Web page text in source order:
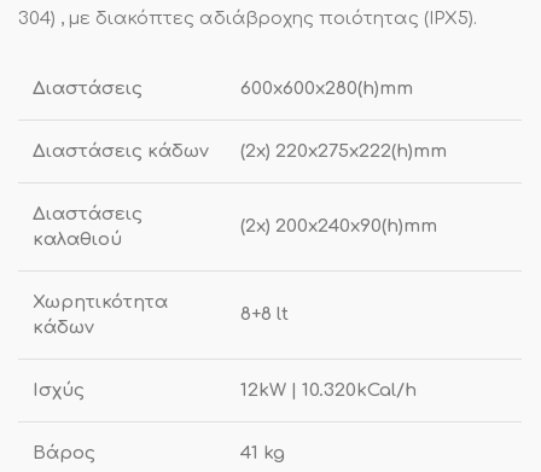
304) , με διακόπτες αδιάβροχης ποιότητας (IPX5).
Διαστάσεις 600x600x280(h)mm
Διαστάσεις κάδων (2x) 220x275x222(h)mm
Διαστάσεις
καλαθιού
(2x) 200x240x90(h)mm
Χωρητικότητα
κάδων
8+8 lt
Ισχύς 12kW | 10.320kCal/h
Βάρος 41 kg